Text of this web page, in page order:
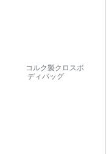
コルク製クロスボ
ディバッグ